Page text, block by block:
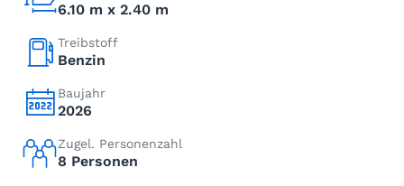
6.10 m x 2.40 m
Treibstoff
Benzin
Baujahr
2026
Zugel. Personenzahl
8 Personen